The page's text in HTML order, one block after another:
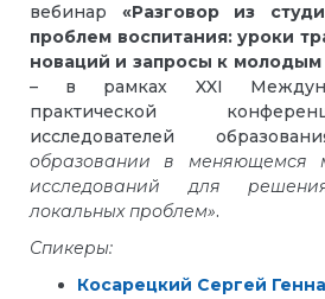
вебинар «Разговор из
проблем воспитания: уроки
новаций и запросы к молодым
– в рамках XXI
практической
исследователей
образовании в меняющемся
исследований для
локальных проблем».
Спикеры:
Косарецкий Сергей